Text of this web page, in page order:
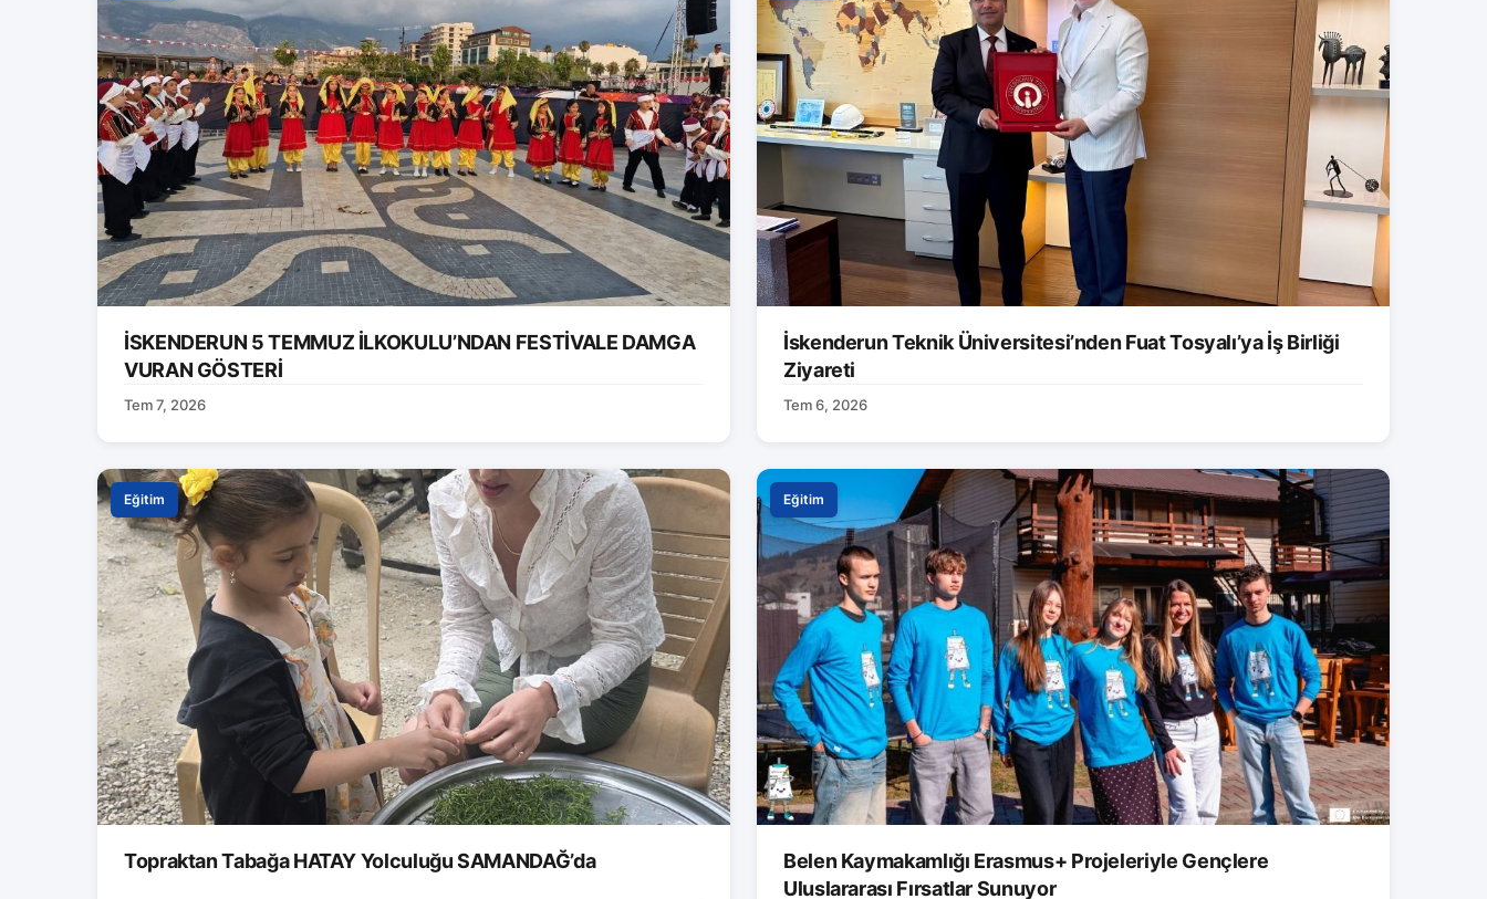
İSKENDERUN 5 TEMMUZ İLKOKULU’NDAN FESTİVALE DAMGA
VURAN GÖSTERİ
Tem 7, 2026
İskenderun Teknik Üniversitesi’nden Fuat Tosyalı’ya İş Birliği
Ziyareti
Tem 6, 2026
Eğitim
Topraktan Tabağa HATAY Yolculuğu SAMANDAĞ’da
Eğitim
Belen Kaymakamlığı Erasmus+ Projeleriyle Gençlere
Uluslararası Fırsatlar Sunuyor